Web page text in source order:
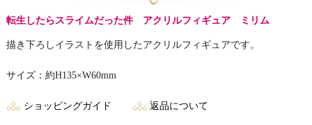
転生したらスライムだった件 アクリルフィギュア ミリム
描き下ろしイラストを使用したアクリルフィギュアです。
サイズ：約H135×W60mm
ショッピングガイド 返品について